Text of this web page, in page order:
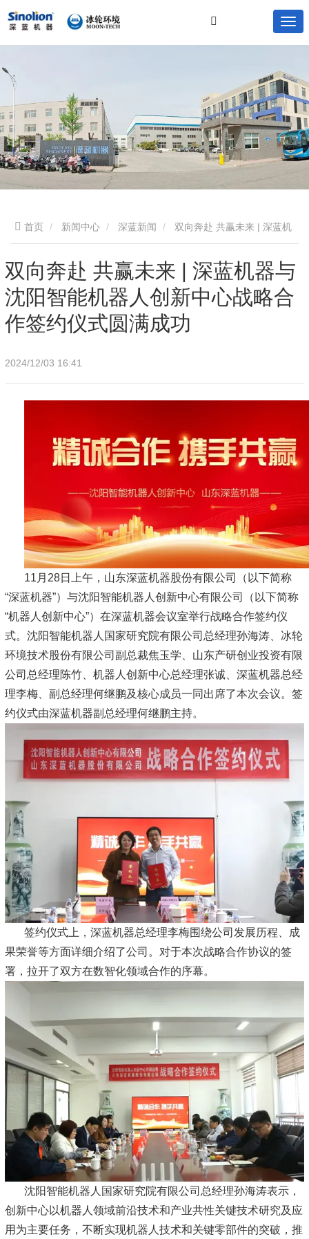
首页 新闻中心 深蓝新闻
器与沉阳智能机器人创新中心战略合作签约仪式圆满成功
双向奔赴 共赢未来 | 深蓝机器与
沈阳智能机器人创新中心战略合
作签约仪式圆满成功
2024/12/03 16:41
11月28日上午，山东深蓝机器股份有限公司（以下简称
“深蓝机器”）与沈阳智能机器人创新中心有限公司（以下简称
“机器人创新中心”）在深蓝机器会议室举行战略合作签约仪
式。沈阳智能机器人国家研究院有限公司总经理孙海涛、冰轮
环境技术股份有限公司副总裁焦玉学、山东产研创业投资有限
公司总经理陈竹、机器人创新中心总经理张诚、深蓝机器总经
理李梅、副总经理何继鹏及核心成员一同出席了本次会议。签
约仪式由深蓝机器副总经理何继鹏主持。
签约仪式上，深蓝机器总经理李梅围绕公司发展历程、成
果荣誉等方面详细介绍了公司。对于本次战略合作协议的签
署，拉开了双方在数智化领域合作的序幕。
沈阳智能机器人国家研究院有限公司总经理孙海涛表示，
创新中心以机器人领域前沿技术和产业共性关键技术研究及应
用为主要任务，不断实现机器人技术和关键零部件的突破，推